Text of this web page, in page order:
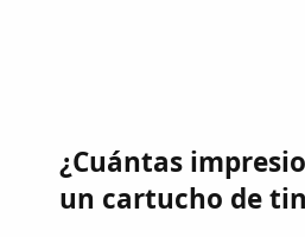
¿Cuántas
un cartucho de